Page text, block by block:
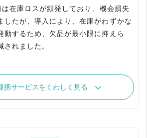
在庫ロスが頻発しており、機会損失
したが、導入により、在庫がわずかな
動するため、欠品が最小限に抑えら
れました。
携サービスをくわしく見る